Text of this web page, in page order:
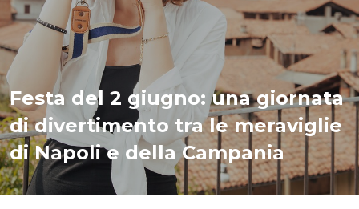
Festa del 2 giugno: una giornata
di divertimento tra le meraviglie
di Napoli e della Campania